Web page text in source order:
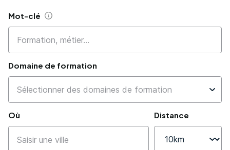
Mot-clé Aide
Domaine de formation
Où Distance